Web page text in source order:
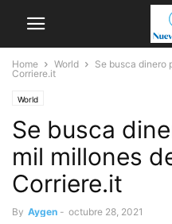
Home World
Se busca dinero
Corriere.it
World
Se busca
mil millones
Corriere.it
By Aygen - octubre 28, 2021